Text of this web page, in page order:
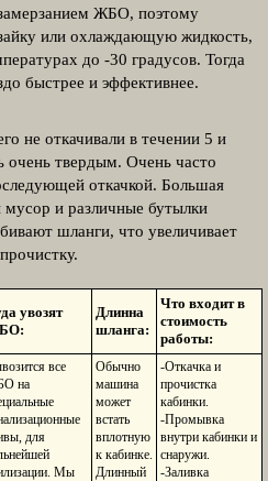
ЖБО, поэтому
или охлаждающую жидкость,
до -30 градусов. Тогда
быстрее и эффективнее.
не откачивали в течении 5 и
очень твердым. Очень часто
откачкой. Большая
мусор и различные бутылки
шланги, что увеличивает
увозят
Длинна
шланга:
Что входит в
стоимость
работы:
все
на
для
Мы
Обычно
машина
может
встать
вплотную
к кабинке.
Длинный
-Откачка и
прочистка
кабинки.
-Промывка
внутри кабинки и
снаружи.
-Заливка